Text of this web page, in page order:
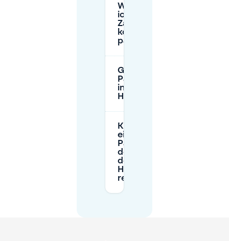
Wo kann
ich in
Zaandam
kostenlos
parken?
Gibt es
Parkbeschränkungen
in der Nähe des
Hermitage?
Kann ich
einen
Parkplatz in
der Nähe
des
Hermitage
reservieren?